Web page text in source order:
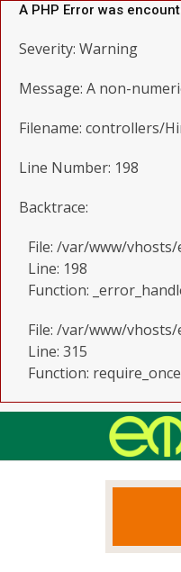
A PHP Error was
Severity: Warning
Message: A non-
Filename: controllers/
Line Number: 198
Backtrace:
File: /var/www/
Line: 198
Function:
File: /var/www/
Line: 315
Function: require_once